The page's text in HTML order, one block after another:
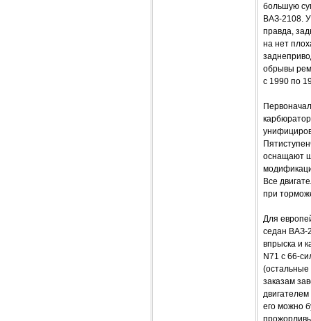
большую
ВАЗ-2108.
правда,
на нет
обрывы
с 1990 по
оснащают
Все
при
Для
седан ВАЗ-
впрыска и
N71 с 66-
(остальные
заказам
его можно